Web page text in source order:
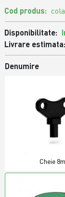
Cod produs:
Disponibilitate:
Livrare
Denumire
Cheie